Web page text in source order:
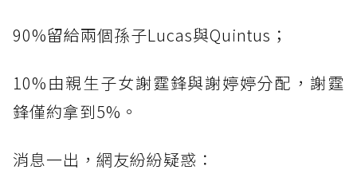
90%留給兩個孫子Lucas與Quintus；
10%由親生子女謝霆鋒與謝婷婷分配，謝霆
鋒僅約拿到5%。
消息一出，網友紛紛疑惑：